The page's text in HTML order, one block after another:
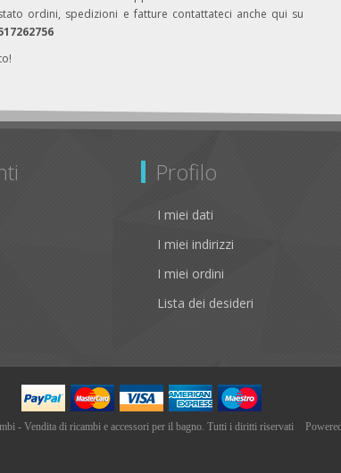
ordini, spedizioni e fatture contattateci anche qui su
Profilo
I miei dati
I miei indirizzi
I miei ordini
Lista dei desideri
- Vendita di ricambi e accessori per il bagno. Tutti i diritti riservati